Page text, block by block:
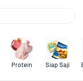
Protein Siap Saji